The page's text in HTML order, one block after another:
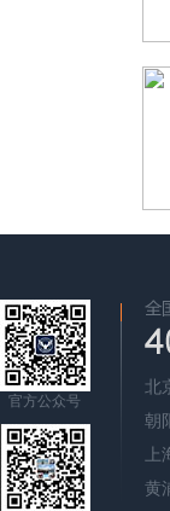
官方公众号
北
朝
黄